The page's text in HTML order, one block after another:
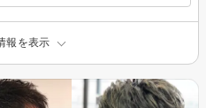
報を表示